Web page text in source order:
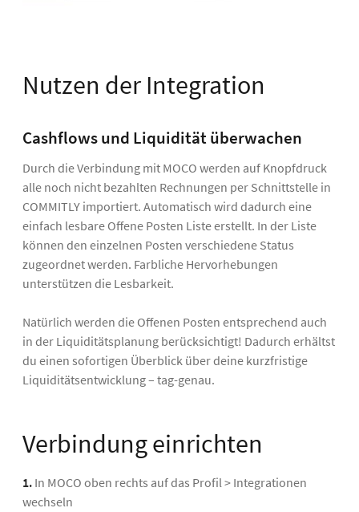
Nutzen der Integration
Cashflows und Liquidität überwachen
Durch die Verbindung mit MOCO werden auf Knopfdruck
alle noch nicht bezahlten Rechnungen per Schnittstelle in
COMMITLY importiert. Automatisch wird dadurch eine
einfach lesbare Offene Posten Liste erstellt. In der Liste
können den einzelnen Posten verschiedene Status
zugeordnet werden. Farbliche Hervorhebungen
unterstützen die Lesbarkeit.
Natürlich werden die Offenen Posten entsprechend auch
in der Liquiditätsplanung berücksichtigt! Dadurch erhältst
du einen sofortigen Überblick über deine kurzfristige
Liquiditätsentwicklung – tag-genau.
Verbindung einrichten
1. In MOCO oben rechts auf das Profil > Integrationen
wechseln